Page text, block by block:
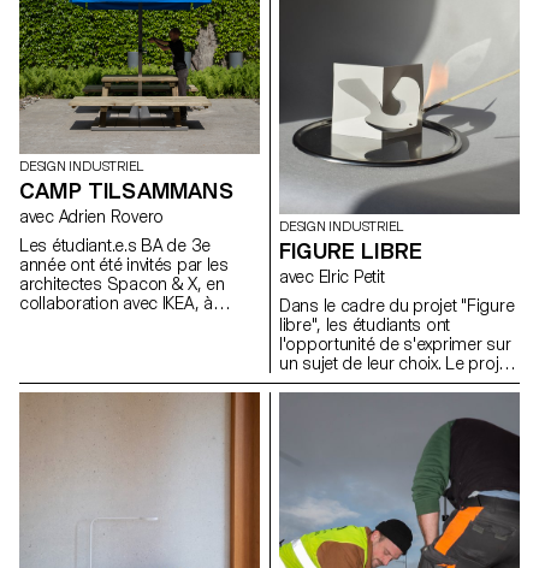
comportent des particularités
singulières inhérentes au
processus du moulage. Les
moules (matériaux libres) à
même titre que les objets
moulés en plâtre ont été
montré aux évaluations sous la
forme d'une exposition
collective.
DESIGN INDUSTRIEL
CAMP TILSAMMANS
avec Adrien Rovero
Les étudiant.e.s BA de 3e
année ont été invités par les
architectes Spacon & X, en
collaboration avec IKEA, à
camp Tillsammans ("Tous
ensemble"). L'objectif était de
microarchitecture qui réponde
favorise les interactions
de vie unique.
DESIGN INDUSTRIEL
FIGURE LIBRE
avec Elric Petit
Dans le cadre du projet "Figure
libre", les étudiants ont
l'opportunité de s'exprimer sur
un sujet de leur choix. Le projet
encourage l'intégration de
leur mémoire, ainsi que le choix
d'un domaine correspondant à
professionnelles après leurs
études, que ce soit dans le
mobilier, la mobilité, les objets
connectés ou tout autre
domaine.